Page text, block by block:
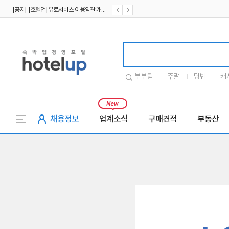
[공지] [호텔업] 유료서비스 이용약관 개정본2 (19.09.02)
부부팀 주말 당번 캐
채용정보 업계소식 구매견적 부동산